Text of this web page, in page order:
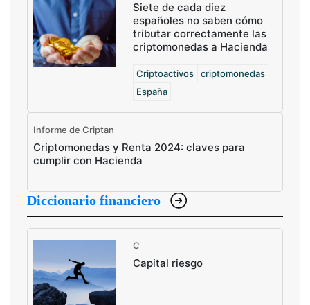
Siete de cada diez
españoles no saben cómo
tributar correctamente las
criptomonedas a Hacienda
Criptoactivos
criptomonedas
España
Informe de Criptan
Criptomonedas y Renta 2024: claves para
cumplir con Hacienda
Diccionario financiero
C
Capital riesgo